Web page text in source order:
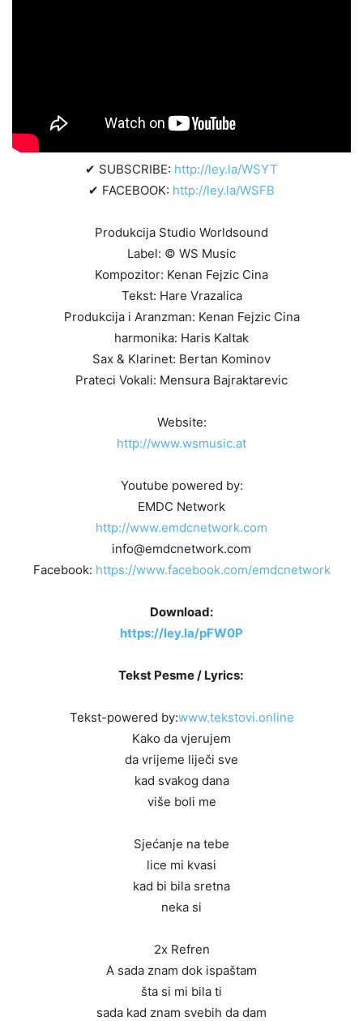
✔ SUBSCRIBE: http://ley.la/WSYT
✔ FACEBOOK: http://ley.la/WSFB
Produkcija Studio Worldsound
Label: © WS Music
Kompozitor: Kenan Fejzic Cina
Tekst: Hare Vrazalica
Produkcija i Aranzman: Kenan Fejzic Cina
harmonika: Haris Kaltak
Sax & Klarinet: Bertan Kominov
Prateci Vokali: Mensura Bajraktarevic
Website:
http://www.wsmusic.at
Youtube powered by:
EMDC Network
http://www.emdcnetwork.com
info@emdcnetwork.com
Facebook: https://www.facebook.com/emdcnetwork
Download:
https://ley.la/pFW0P
Tekst Pesme / Lyrics:
Tekst-powered by:www.tekstovi.online
Kako da vjerujem
da vrijeme liječi sve
kad svakog dana
više boli me
Sjećanje na tebe
lice mi kvasi
kad bi bila sretna
neka si
2x Refren
A sada znam dok ispaštam
šta si mi bila ti
sada kad znam svebih da dam